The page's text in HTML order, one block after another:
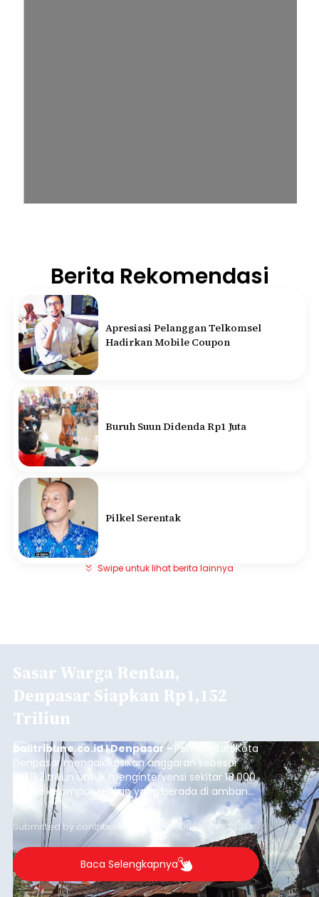
Berita Rekomendasi
Apresiasi Pelanggan Telkomsel
Hadirkan Mobile Coupon
Buruh Suun Didenda Rp1 Juta
Pilkel Serentak
Swipe untuk lihat berita lainnya
Sasar Warga Rentan,
Denpasar Siapkan Rp1,152
Triliun
balitribune.co.id I Denpasar - Pemerintah Kota
Denpasar mengalokasikan anggaran sebesar
Rp1,152 triliun untuk mengintervensi sekitar 18.000
warga kelompok rentan yang berada di ambang
garis kemiskinan. Langkah strategis ini diambil
guna menjaga masyarakat yang berada pada
kelompok desil 5 dan 6 tersebut agar tidak
merosot ke kategori miskin.
Submitted by contributor Thu, 08/06/2026 - 21:31
Baca Selengkapnya